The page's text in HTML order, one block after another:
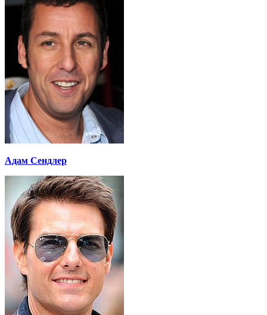
Адам Сендлер